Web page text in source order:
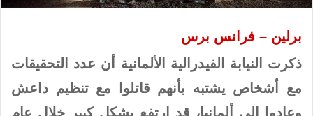
برلين – فرانس برس
ذكرت النيابة الفيدرالية الألمانية أن عدد التحقيقات
مع أشخاص يشتبه بأنهم قاتلوا مع تنظيم داعش
وعادوا إلى ألمانيا، قد ارتفع بشكل كبير خلال عام